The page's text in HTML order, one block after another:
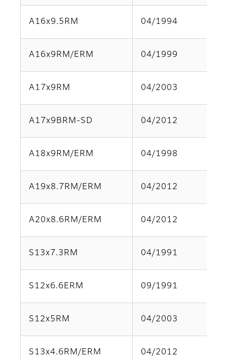
A16x9.5RM 04/1994
A16x9RM/ERM 04/1999
A17x9RM 04/2003
A17x9BRM-SD 04/2012
A18x9RM/ERM 04/1998
A19x8.7RM/ERM 04/2012
A20x8.6RM/ERM 04/2012
S13x7.3RM 04/1991
S12x6.6ERM 09/1991
S12x5RM 04/2003
S13x4.6RM/ERM 04/2012